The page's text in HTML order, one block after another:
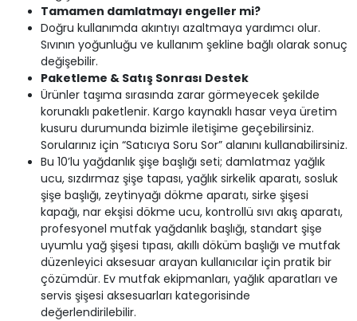
Tamamen damlatmayı engeller mi?
Doğru kullanımda akıntıyı azaltmaya yardımcı olur.
Sıvının yoğunluğu ve kullanım şekline bağlı olarak sonuç
değişebilir.
Paketleme & Satış Sonrası Destek
Ürünler taşıma sırasında zarar görmeyecek şekilde
korunaklı paketlenir. Kargo kaynaklı hasar veya üretim
kusuru durumunda bizimle iletişime geçebilirsiniz.
Sorularınız için “Satıcıya Soru Sor” alanını kullanabilirsiniz.
Bu 10’lu yağdanlık şişe başlığı seti; damlatmaz yağlık
ucu, sızdırmaz şişe tapası, yağlık sirkelik aparatı, sosluk
şişe başlığı, zeytinyağı dökme aparatı, sirke şişesi
kapağı, nar ekşisi dökme ucu, kontrollü sıvı akış aparatı,
profesyonel mutfak yağdanlık başlığı, standart şişe
uyumlu yağ şişesi tıpası, akıllı döküm başlığı ve mutfak
düzenleyici aksesuar arayan kullanıcılar için pratik bir
çözümdür. Ev mutfak ekipmanları, yağlık aparatları ve
servis şişesi aksesuarları kategorisinde
değerlendirilebilir.